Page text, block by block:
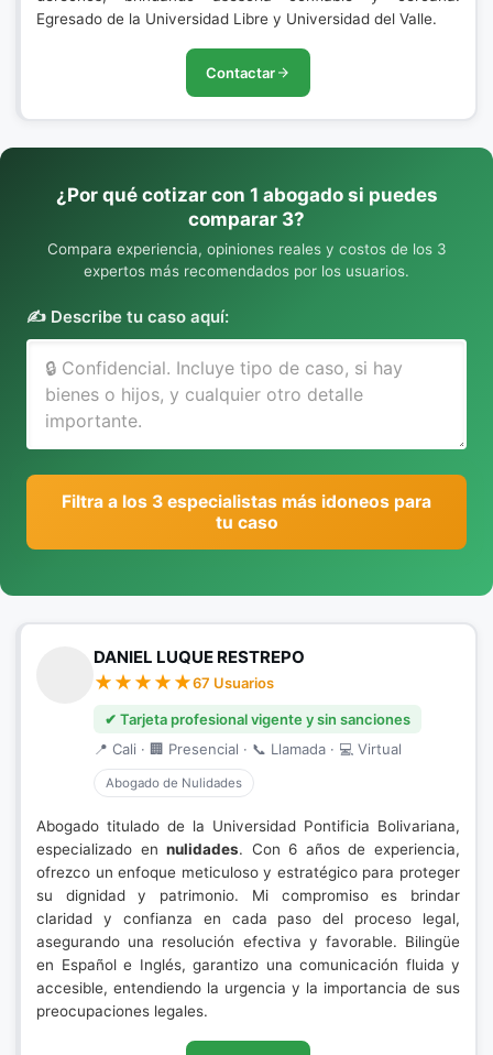
Egresado de la Universidad Libre y Universidad del Valle.
Contactar
¿Por qué cotizar con 1 abogado si puedes
comparar 3?
Compara experiencia, opiniones reales y costos de los 3
expertos más recomendados por los usuarios.
✍️ Describe tu caso aquí:
Filtra a los 3 especialistas más idoneos para
tu caso
DANIEL LUQUE RESTREPO
67 Usuarios
✔ Tarjeta profesional vigente y sin sanciones
📍 Cali · 🏢 Presencial · 📞 Llamada · 💻 Virtual
Abogado de Nulidades
Abogado titulado de la Universidad Pontificia Bolivariana,
especializado ennulidades. Con 6 años de experiencia,
ofrezco un enfoque meticuloso y estratégico para proteger
su dignidad y patrimonio. Mi compromiso es brindar
claridad y confianza en cada paso del proceso legal,
asegurando una resolución efectiva y favorable. Bilingüe
en Español e Inglés, garantizo una comunicación fluida y
accesible, entendiendo la urgencia y la importancia de sus
preocupaciones legales.